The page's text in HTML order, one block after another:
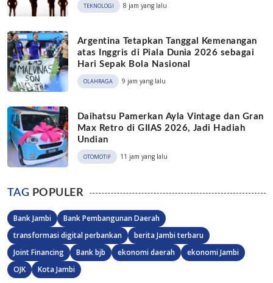
TEKNOLOGI 8 jam yang lalu
Argentina Tetapkan Tanggal Kemenangan
atas Inggris di Piala Dunia 2026 sebagai
Hari Sepak Bola Nasional
OLAHRAGA 9 jam yang lalu
Daihatsu Pamerkan Ayla Vintage dan Gran
Max Retro di GIIAS 2026, Jadi Hadiah
Undian
OTOMOTIF 11 jam yang lalu
TAG POPULER
Bank Jambi
Bank Pembangunan Daerah
transformasi digital perbankan
berita Jambi terbaru
Joint Financing
Bank bjb ekonomi daerah
ekonomi Jambi
OJK
Kota Jambi